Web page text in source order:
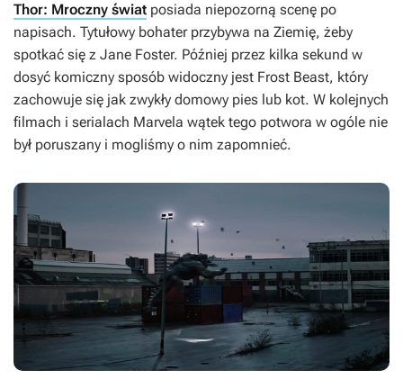
Thor: Mroczny świat posiada niepozorną scenę po
napisach. Tytułowy bohater przybywa na Ziemię, żeby
spotkać się z Jane Foster. Później przez kilka sekund w
dosyć komiczny sposób widoczny jest Frost Beast, który
zachowuje się jak zwykły domowy pies lub kot. W kolejnych
filmach i serialach Marvela wątek tego potwora w ogóle nie
był poruszany i mogliśmy o nim zapomnieć.